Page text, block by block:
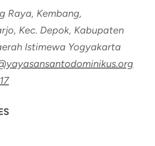
Raya, Kembang,
Kec. Depok, Kabupaten
Istimewa Yogyakarta